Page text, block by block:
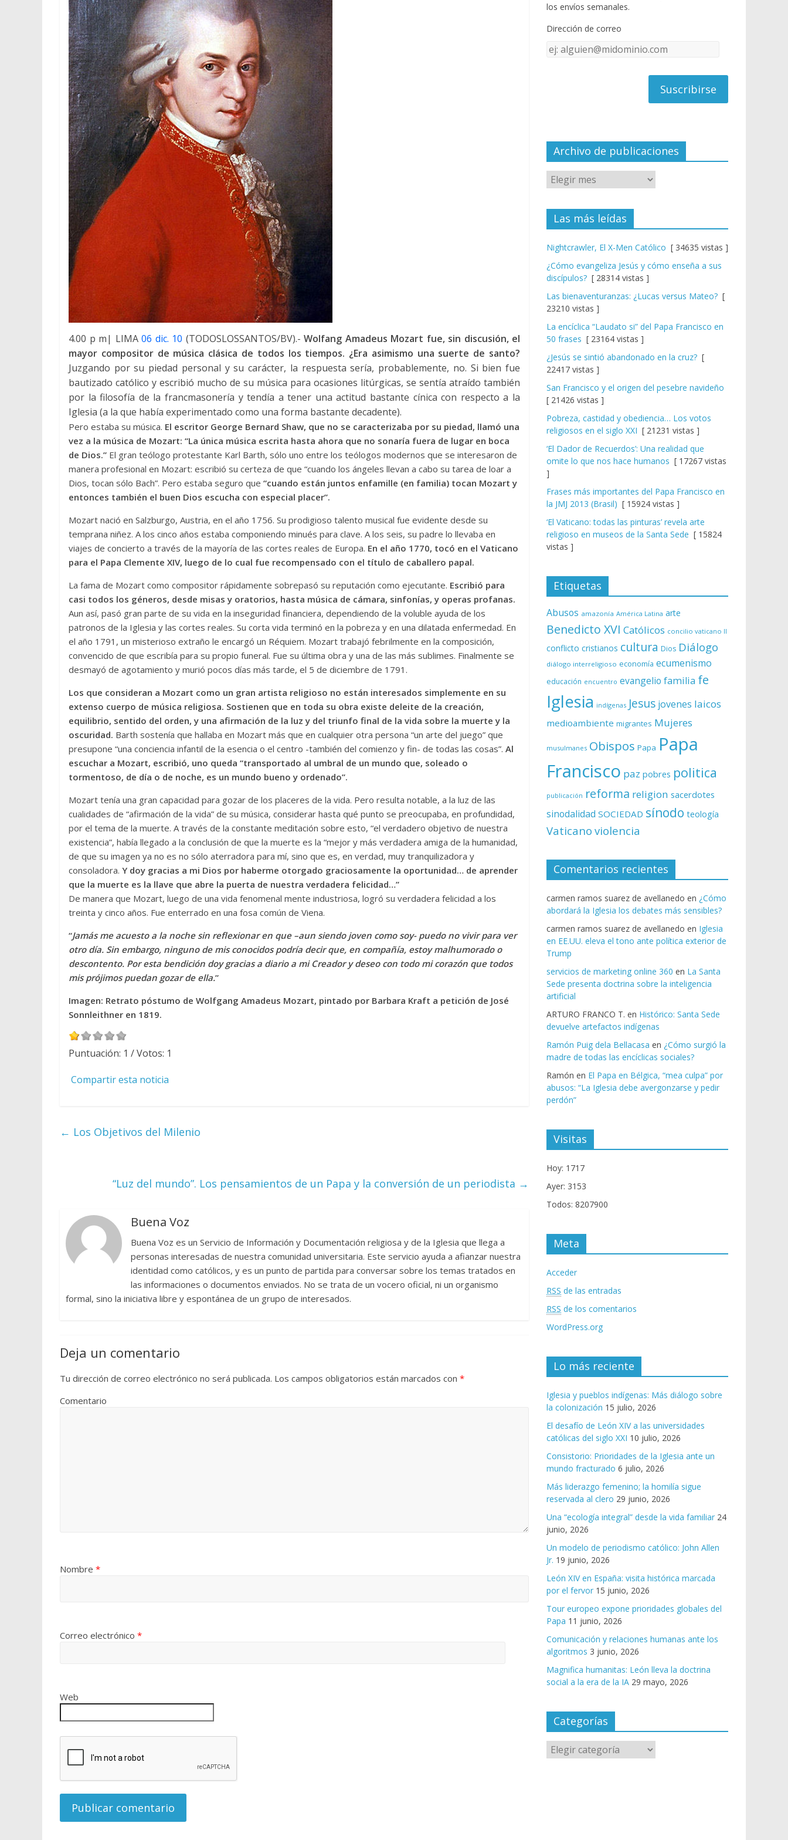
4.00 p m| LIMA 06 dic. 10 (TODOSLOSSANTOS/BV).- Wolfang Amadeus Mozart fue, sin discusión, el
mayor compositor de música clásica de todos los tiempos. ¿Era asimismo una suerte de santo?
Juzgando por su piedad personal y su carácter, la respuesta sería, probablemente, no. Si bien fue
bautizado católico y escribió mucho de su música para ocasiones litúrgicas, se sentía atraído también
por la filosofía de la francmasonería y tendía a tener una actitud bastante cínica con respecto a la
Iglesia (a la que había experimentado como una forma bastante decadente).
Pero estaba su música. El escritor George Bernard Shaw, que no se caracterizaba por su piedad, llamó una
vez a la música de Mozart: “La única música escrita hasta ahora que no sonaría fuera de lugar en boca
de Dios.” El gran teólogo protestante Karl Barth, sólo uno entre los teólogos modernos que se interesaron de
manera profesional en Mozart: escribió su certeza de que “cuando los ángeles llevan a cabo su tarea de loar a
Dios, tocan sólo Bach”. Pero estaba seguro que “cuando están juntos enfamille (en familia) tocan Mozart y
entonces también el buen Dios escucha con especial placer”.
Mozart nació en Salzburgo, Austria, en el año 1756. Su prodigioso talento musical fue evidente desde su
temprana niñez. A los cinco años estaba componiendo minués para clave. A los seis, su padre lo llevaba en
viajes de concierto a través de la mayoría de las cortes reales de Europa. En el año 1770, tocó en el Vaticano
para el Papa Clemente XIV, luego de lo cual fue recompensado con el título de caballero papal.
La fama de Mozart como compositor rápidamente sobrepasó su reputación como ejecutante. Escribió para
casi todos los géneros, desde misas y oratorios, hasta música de cámara, sinfonías, y operas profanas.
Aun así, pasó gran parte de su vida en la inseguridad financiera, dependiendo de la voluble ayuda de los
patronos de la Iglesia y las cortes reales. Su corta vida terminó en la pobreza y en una dilatada enfermedad. En
el año 1791, un misterioso extraño le encargó un Réquiem. Mozart trabajó febrilmente en la composición,
convencido de que escribía para su propio funeral. Fue su última obra y una de las más sublimes. Finalmente se
desmayó de agotamiento y murió pocos días más tarde, el 5 de diciembre de 1791.
Los que consideran a Mozart como un gran artista religioso no están interesados simplemente en su
extenso cuerpo de música religiosa. Sostienen que en toda su obra existe deleite de la creación,
equilibrio, sentido del orden, y una afirmación de la luz y del triunfo final de la vida sobre la muerte y la
oscuridad. Barth sostenía que hallaba en Mozart más que en cualquier otra persona “un arte del juego” que
presupone “una conciencia infantil de la esencia o el centro -también del comienzo y fin- de todas las cosas”. Al
escuchar a Mozart, escribió, uno queda “transportado al umbral de un mundo que, soleado o
tormentoso, de día o de noche, es un mundo bueno y ordenado”.
Mozart tenía una gran capacidad para gozar de los placeres de la vida. Pero resulta notable, a la luz de las
cualidades de “afirmación de la vida” de su música, considerar hasta qué punto se preocupaba, en profundidad,
por el tema de la muerte. A través de la constante meditación sobre esto, “el verdadero objetivo de nuestra
existencia”, había llegado a la conclusión de que la muerte es la “mejor y más verdadera amiga de la humanidad,
de que su imagen ya no es no sólo aterradora para mí, sino que es, en verdad, muy tranquilizadora y
consoladora. Y doy gracias a mi Dios por haberme otorgado graciosamente la oportunidad… de aprender
que la muerte es la llave que abre la puerta de nuestra verdadera felicidad…”
De manera que Mozart, luego de una vida fenomenal mente industriosa, logró su verdadera felicidad a los
treinta y cinco años. Fue enterrado en una fosa común de Viena.
“Jamás me acuesto a la noche sin reflexionar en que –aun siendo joven como soy- puedo no vivir para ver
otro día. Sin embargo, ninguno de mis conocidos podría decir que, en compañía, estoy malhumorado o
descontento. Por esta bendición doy gracias a diario a mi Creador y deseo con todo mi corazón que todos
mis prójimos puedan gozar de ella.”
Imagen: Retrato póstumo de Wolfgang Amadeus Mozart, pintado por Barbara Kraft a petición de José
Sonnleithner en 1819.
Puntuación: 1 / Votos: 1
Compartir esta noticia
← Los Objetivos del Milenio
“Luz del mundo”. Los pensamientos de un Papa y la conversión de un periodista →
Buena Voz
Buena Voz es un Servicio de Información y Documentación religiosa y de la Iglesia que llega a
personas interesadas de nuestra comunidad universitaria. Este servicio ayuda a afianzar nuestra
identidad como católicos, y es un punto de partida para conversar sobre los temas tratados en
las informaciones o documentos enviados. No se trata de un vocero oficial, ni un organismo
formal, sino la iniciativa libre y espontánea de un grupo de interesados.
Deja un comentario
Tu dirección de correo electrónico no será publicada. Los campos obligatorios están marcados con *
Comentario
Nombre *
Correo electrónico *
Web
o
k e
C
el
los envíos semanales.
Dirección de correo
Dirección
Archivo de publicaciones
Las más leídas
Nightcrawler, El X-Men Católico [ 34635 vistas ]
¿Cómo evangeliza Jesús y cómo enseña a sus
discípulos? [ 28314 vistas ]
Las bienaventuranzas: ¿Lucas versus Mateo? [
23210 vistas ]
La encíclica “Laudato si” del Papa Francisco en
50 frases [ 23164 vistas ]
¿Jesús se sintió abandonado en la cruz? [
22417 vistas ]
San Francisco y el origen del pesebre navideño
[ 21426 vistas ]
Pobreza, castidad y obediencia… Los votos
religiosos en el siglo XXI [ 21231 vistas ]
‘El Dador de Recuerdos’: Una realidad que
omite lo que nos hace humanos [ 17267 vistas
]
Frases más importantes del Papa Francisco en
la JMJ 2013 (Brasil) [ 15924 vistas ]
‘El Vaticano: todas las pinturas’ revela arte
religioso en museos de la Santa Sede [ 15824
vistas ]
Etiquetas
Abusos amazonía América Latina arte
Benedicto XVI Católicos concilio vaticano II
conflicto cristianos cultura Dios Diálogo
diálogo interreligioso economía ecumenismo
educación encuentro evangelio familia fe
Iglesia indígenas Jesus jovenes laicos
medioambiente migrantes Mujeres
musulmanes Obispos Papa Papa
Francisco paz pobres politica
publicación reforma religion sacerdotes
sinodalidad SOCIEDAD sínodo teología
Vaticano violencia
Comentarios recientes
carmen ramos suarez de avellanedo en ¿Cómo
abordará la Iglesia los debates más sensibles?
carmen ramos suarez de avellanedo en Iglesia
en EE.UU. eleva el tono ante política exterior de
Trump
servicios de marketing online 360 en La Santa
Sede presenta doctrina sobre la inteligencia
artificial
ARTURO FRANCO T. en Histórico: Santa Sede
devuelve artefactos indígenas
Ramón Puig dela Bellacasa en ¿Cómo surgió la
madre de todas las encíclicas sociales?
Ramón en El Papa en Bélgica, “mea culpa” por
abusos: “La Iglesia debe avergonzarse y pedir
perdón”
Visitas
Hoy: 1717
Ayer: 3153
Todos: 8207900
Meta
Acceder
RSS de las entradas
RSS de los comentarios
WordPress.org
Lo más reciente
Iglesia y pueblos indígenas: Más diálogo sobre
la colonización 15 julio, 2026
El desafío de León XIV a las universidades
católicas del siglo XXI 10 julio, 2026
Consistorio: Prioridades de la Iglesia ante un
mundo fracturado 6 julio, 2026
Más liderazgo femenino; la homilía sigue
reservada al clero 29 junio, 2026
Una “ecología integral” desde la vida familiar 24
junio, 2026
Un modelo de periodismo católico: John Allen
Jr. 19 junio, 2026
León XIV en España: visita histórica marcada
por el fervor 15 junio, 2026
Tour europeo expone prioridades globales del
Papa 11 junio, 2026
Comunicación y relaciones humanas ante los
algoritmos 3 junio, 2026
Magnifica humanitas: León lleva la doctrina
social a la era de la IA 29 mayo, 2026
Categorías